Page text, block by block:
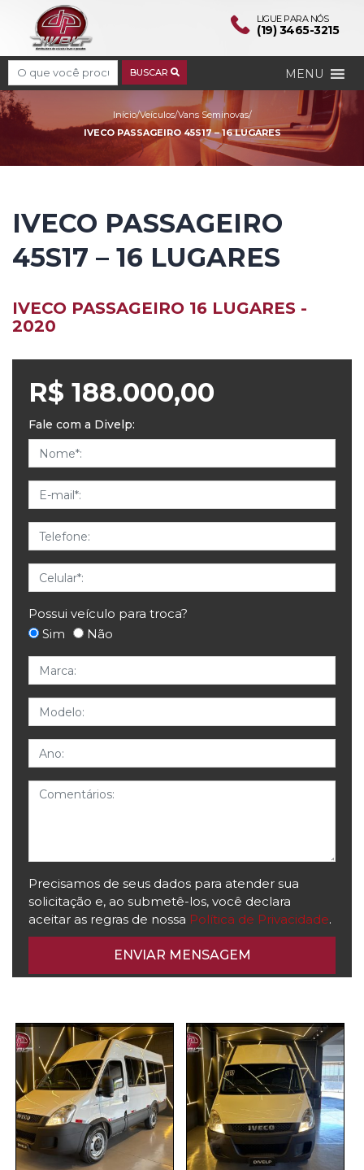
LIGUE PARA NÓS
(19) 3465-3215
Search BUSCAR MENU
IVECO PASSAGEIRO
Início/Veículos/Vans Seminovas/
IVECO PASSAGEIRO 45S17 – 16 LUGARES
IVECO PASSAGEIRO
45S17 – 16 LUGARES
IVECO PASSAGEIRO 16 LUGARES -
2020
R$ 188.000,00
Fale com a Divelp:
Nome
E-mail
Telefone
Celular
Possui veículo para troca?
Sim
Não
Marca
Modelo
Ano
Comentários
Precisamos de seus dados para atender sua
solicitação e, ao submetê-los, você declara
aceitar as regras de nossa Política de Privacidade.